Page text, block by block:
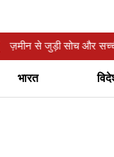
ज़मीन से जुड़ी सोच
भारत